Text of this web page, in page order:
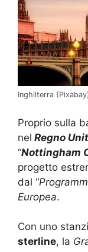
Inghilterra
Proprio sulla
nel Regno
“Nottingham
progetto
dal “
Europea.
Con uno
sterline, la